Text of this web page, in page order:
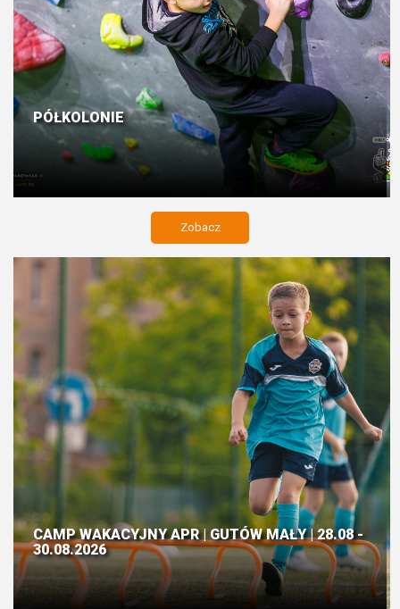
PÓŁKOLONIE
Zobacz
CAMP WAKACYJNY APR | GUTÓW MAŁY | 28.08 -
30.08.2026